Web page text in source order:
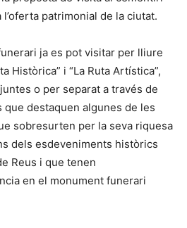
patrimonial de la ciutat.
ja es pot visitar per lliure
Històrica” i “La Ruta Artística”,
o per separat a través de
que destaquen algunes de les
sobresurten per la seva riquesa
dels esdeveniments històrics
Reus i que tenen
en el monument funerari